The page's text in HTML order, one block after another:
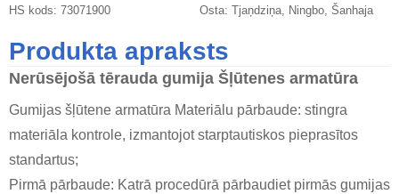
HS kods: 73071900 Osta: Tjaņdziņa, Ningbo, Šanhaja
Produkta apraksts
Nerūsējošā tērauda gumija Šļūtenes armatūra
Gumijas šļūtene armatūra Materiālu pārbaude: stingra
materiāla kontrole, izmantojot starptautiskos pieprasītos
standartus;
Pirmā pārbaude: Katrā procedūrā pārbaudiet pirmās gumijas